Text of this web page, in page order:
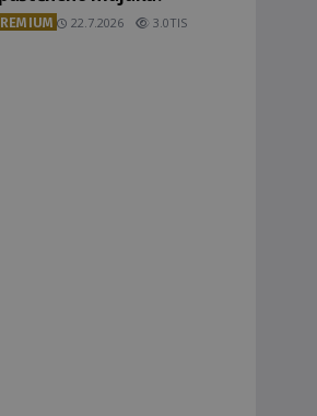
22.7.2026 3.0TIS